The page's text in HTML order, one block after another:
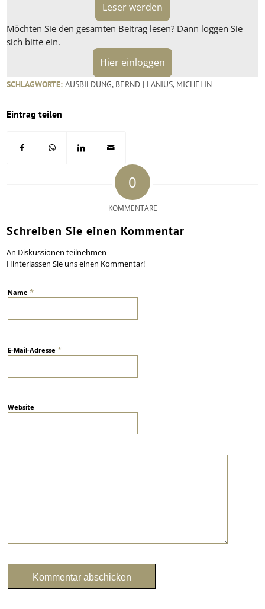
Leser werden
Möchten Sie den gesamten Beitrag lesen? Dann loggen Sie
sich bitte ein.
Hier einloggen
SCHLAGWORTE: AUSBILDUNG, BERND | LANIUS, MICHELIN
Eintrag teilen
0
KOMMENTARE
Schreiben Sie einen Kommentar
An Diskussionen teilnehmen
Hinterlassen Sie uns einen Kommentar!
Name*
E-Mail-Adresse*
Website